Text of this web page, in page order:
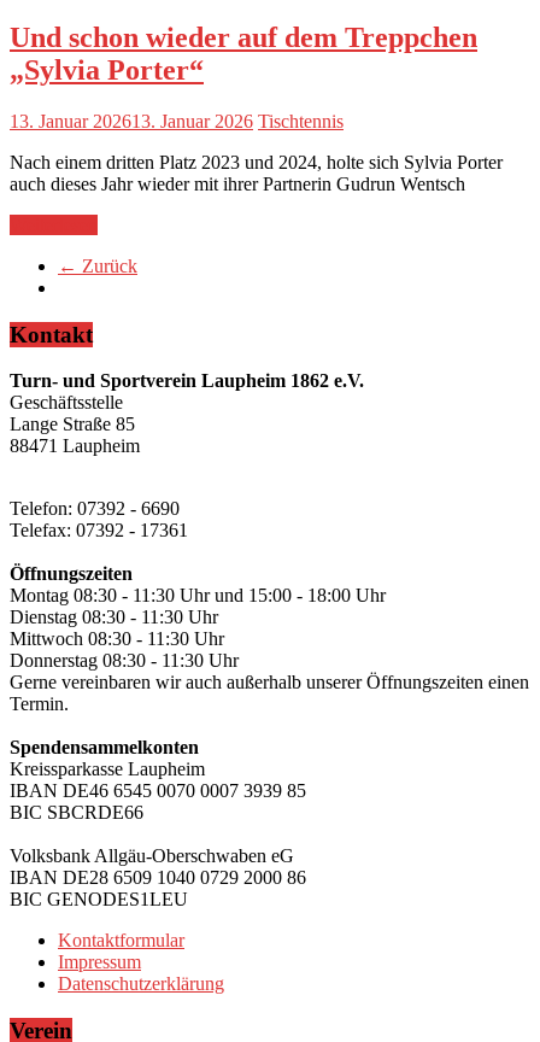
Und schon wieder auf dem Treppchen
„Sylvia Porter“
13. Januar 202613. Januar 2026 Tischtennis
Nach einem dritten Platz 2023 und 2024, holte sich Sylvia Porter
auch dieses Jahr wieder mit ihrer Partnerin Gudrun Wentsch
← Zurück
Kontakt
Turn- und Sportverein Laupheim 1862 e.V.
Geschäftsstelle
Lange Straße 85
88471 Laupheim
Telefon: 07392 - 6690
Telefax: 07392 - 17361
Öffnungszeiten
Montag 08:30 - 11:30 Uhr und 15:00 - 18:00 Uhr
Dienstag 08:30 - 11:30 Uhr
Mittwoch 08:30 - 11:30 Uhr
Donnerstag 08:30 - 11:30 Uhr
Gerne vereinbaren wir auch außerhalb unserer Öffnungszeiten einen
Termin.
Spendensammelkonten
Kreissparkasse Laupheim
IBAN DE46 6545 0070 0007 3939 85
BIC SBCRDE66
Volksbank Allgäu-Oberschwaben eG
IBAN DE28 6509 1040 0729 2000 86
BIC GENODES1LEU
Kontaktformular
Impressum
Datenschutzerklärung
Verein